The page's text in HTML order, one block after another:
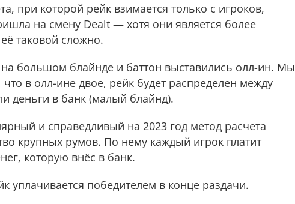
при которой рейк взимается только с игроков,
на смену Dealt — хотя они является более
таковой сложно.
большом блайнде и баттон выставились олл-ин. Мы
в олл-ине двое, рейк будет распределен между
дeньги в банк (малый блайнд).
и справедливый на 2023 год метод расчета
крупных румов. По нему каждый игрок платит
которую внёс в банк.
уплачивается победителем в конце раздачи.